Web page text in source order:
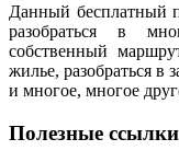
Данный бесплатный
разобраться в
собственный
жилье, разобраться
и многое, многое
Полезные